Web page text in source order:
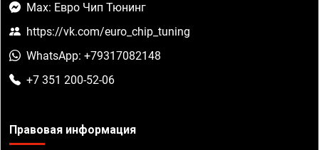
Max: Евро Чип Тюнинг
https://vk.com/euro_chip_tuning
WhatsApp: +79317082148
+7 351 200-52-06
Правовая информация